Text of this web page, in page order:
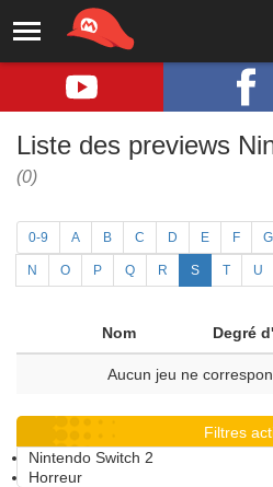
Liste des previews
(0)
0-9 A B C D E F G
N O P Q R S T U
Nom Degré
Aucun jeu ne
Filtres
Nintendo Switch 2
Horreur